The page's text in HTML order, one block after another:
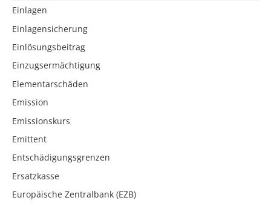
Einlagen
Einlagensicherung
Einlösungsbeitrag
Einzugsermächtigung
Elementarschäden
Emission
Emissionskurs
Emittent
Entschädigungsgrenzen
Ersatzkasse
Europäische Zentralbank (EZB)